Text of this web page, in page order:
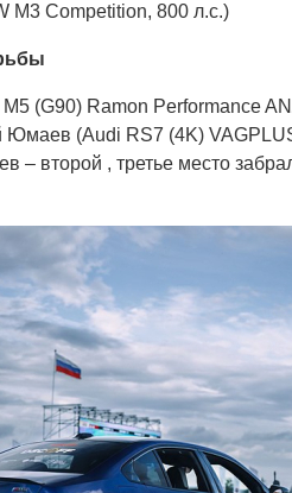
M3 Competition, 800 л.с.)
(G90) Ramon Performance
Юмаев (Audi RS7 (4K)
– второй , третье место